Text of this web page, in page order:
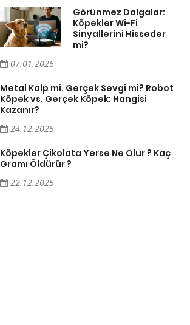
Görünmez Dalgalar:
Köpekler Wi-Fi
Sinyallerini Hisseder
mi?
07.01.2026
Metal Kalp mi, Gerçek Sevgi mi? Robot
Köpek vs. Gerçek Köpek: Hangisi
Kazanır?
24.12.2025
Köpekler Çikolata Yerse Ne Olur ? Kaç
Gramı Öldürür ?
22.12.2025